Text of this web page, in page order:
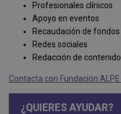
¿QUIERES AYUDAR?
Profesionales clínicos
Apoyo en eventos
Recaudación de fondos
Redes sociales
Redacción de
Contacta con Fundación ALPE